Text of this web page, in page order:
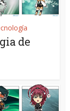
de